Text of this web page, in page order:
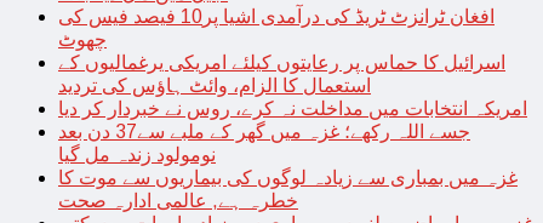
افغان ٹرانزٹ ٹریڈ کی درآمدی اشیا پر10 فیصد فیس کی
چھوٹ
اسرائیل کا حماس پر رعایتوں کیلئے امریکی یرغمالیوں کے
استعمال کا الزام، وائٹ ہاؤس کی تردید
امریکہ انتخابات میں مداخلت نہ کرے، روس نے خبردار کر دیا
جسے اللہ رکھے؛ غزہ میں گھر کے ملبے سے37 دن بعد
نومولود زندہ مل گیا
غزہ میں بمباری سے زیادہ لوگوں کی بیماریوں سے موت کا
خطرہ ہے, عالمی ادارہ صحت